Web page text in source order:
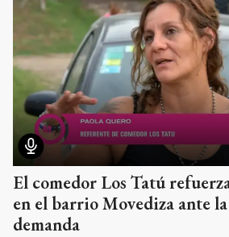
El comedor Los Tatú
en el barrio Movediza ante
demanda